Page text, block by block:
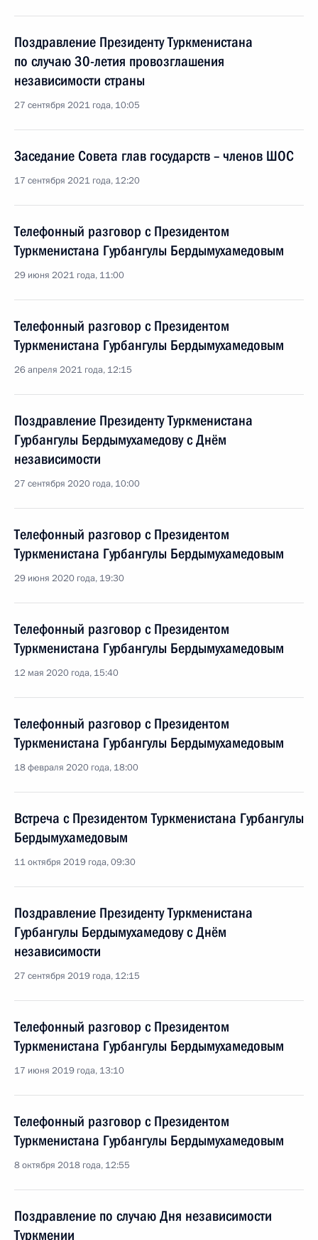
Поздравление Президенту Туркменистана
по случаю 30-летия провозглашения
независимости страны
27 сентября 2021 года, 10:05
Заседание Совета глав государств – членов ШОС
17 сентября 2021 года, 12:20
Телефонный разговор с Президентом
Туркменистана Гурбангулы Бердымухамедовым
29 июня 2021 года, 11:00
Телефонный разговор с Президентом
Туркменистана Гурбангулы Бердымухамедовым
26 апреля 2021 года, 12:15
Поздравление Президенту Туркменистана
Гурбангулы Бердымухамедову с Днём
независимости
27 сентября 2020 года, 10:00
Телефонный разговор с Президентом
Туркменистана Гурбангулы Бердымухамедовым
29 июня 2020 года, 19:30
Телефонный разговор с Президентом
Туркменистана Гурбангулы Бердымухамедовым
12 мая 2020 года, 15:40
Телефонный разговор с Президентом
Туркменистана Гурбангулы Бердымухамедовым
18 февраля 2020 года, 18:00
Встреча с Президентом Туркменистана Гурбангулы
Бердымухамедовым
11 октября 2019 года, 09:30
Поздравление Президенту Туркменистана
Гурбангулы Бердымухамедову с Днём
независимости
27 сентября 2019 года, 12:15
Телефонный разговор с Президентом
Туркменистана Гурбангулы Бердымухамедовым
17 июня 2019 года, 13:10
Телефонный разговор с Президентом
Туркменистана Гурбангулы Бердымухамедовым
8 октября 2018 года, 12:55
Поздравление по случаю Дня независимости
Туркмении